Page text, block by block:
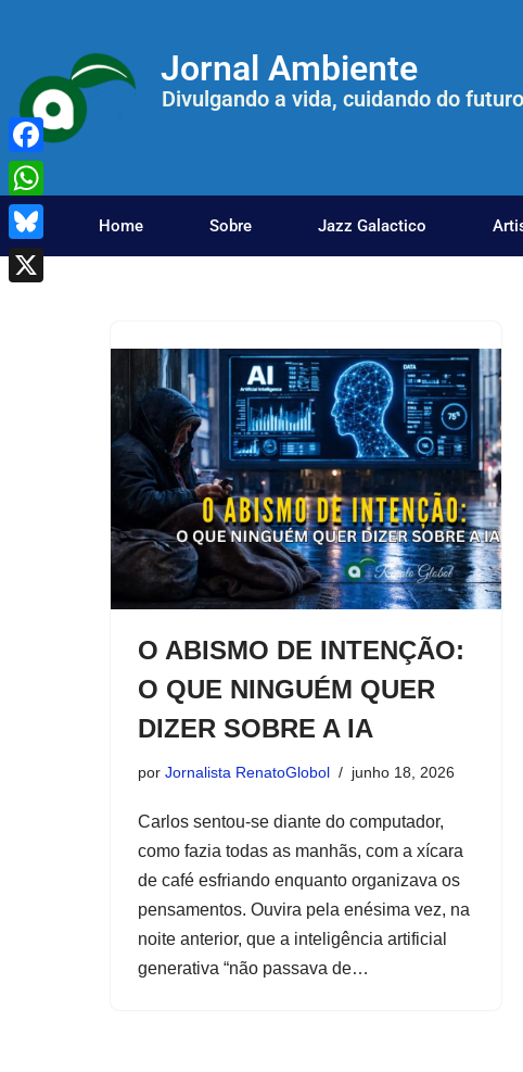
para
o
conteúdo
Jornal Ambiente
Divulgando a vida, cuidando do futuro
Home Sobre Jazz Galactico
O ABISMO DE INTENÇÃO:
O QUE NINGUÉM QUER
DIZER SOBRE A IA
por Jornalista RenatoGlobol junho 18, 2026
Carlos sentou-se diante do computador,
como fazia todas as manhãs, com a xícara
de café esfriando enquanto organizava os
pensamentos. Ouvira pela enésima vez, na
noite anterior, que a inteligência artificial
generativa “não passava de…
Facebook
WhatsApp
Bluesky